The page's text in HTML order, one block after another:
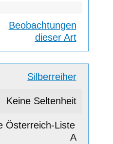
Beobachtungen
dieser Art
Silberreiher
Keine Seltenheit
A